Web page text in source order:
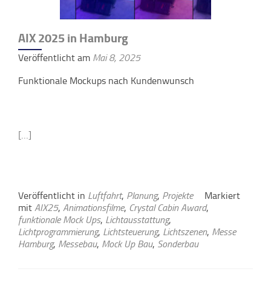
AIX 2025 in Hamburg
Veröffentlicht am Mai 8, 2025
Funktionale Mockups nach Kundenwunsch
[…]
Veröffentlicht in Luftfahrt, Planung, Projekte
Markiert
mit AIX25, Animationsfilme, Crystal Cabin Award,
funktionale Mock Ups, Lichtausstattung,
Lichtprogrammierung, Lichtsteuerung, Lichtszenen, Messe
Hamburg, Messebau, Mock Up Bau, Sonderbau